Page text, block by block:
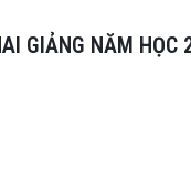
GIẢNG NĂM